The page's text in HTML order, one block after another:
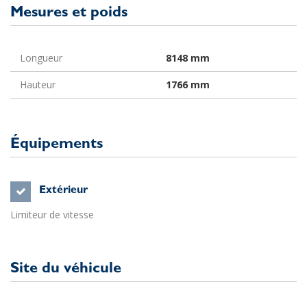
Mesures et poids
Longueur 8148 mm
Hauteur 1766 mm
Équipements
Extérieur
Limiteur de vitesse
Site du véhicule